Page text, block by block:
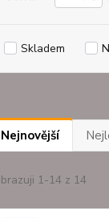
Skladem
Nejnovější
1-14 z 14